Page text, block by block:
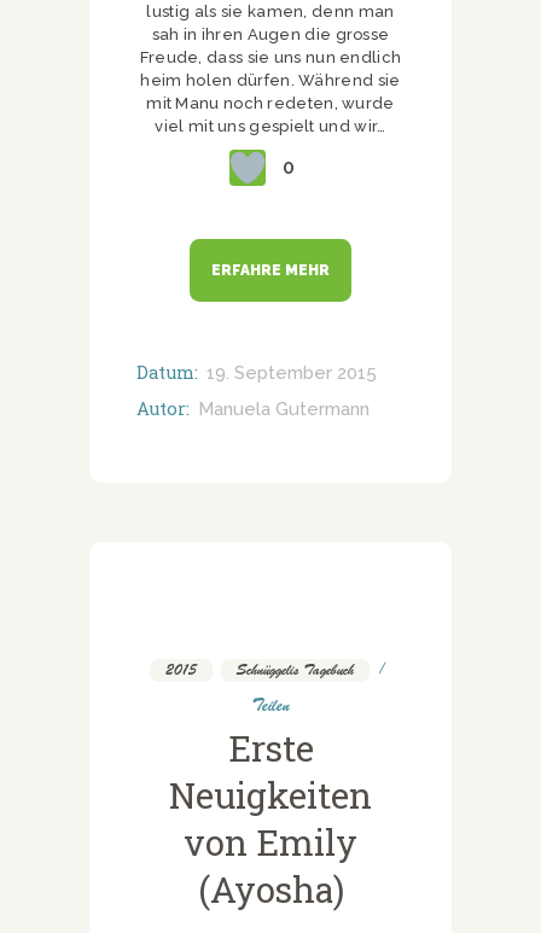
lustig als sie kamen, denn man
sah in ihren Augen die grosse
Freude, dass sie uns nun endlich
heim holen dürfen. Während sie
mit Manu noch redeten, wurde
viel mit uns gespielt und wir…
0
ERFAHRE MEHR
Datum: 19. September 2015
Autor: Manuela Gutermann
2015 Schnüggelis Tagebuch
Teilen
Erste
Neuigkeiten
von Emily
(Ayosha)